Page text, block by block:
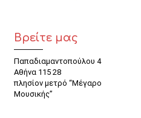
Βρείτε μας
Παπαδιαμαντοπούλου 4
Αθήνα 115 28
πλησίον μετρό “Μέγαρο
Μουσικής”